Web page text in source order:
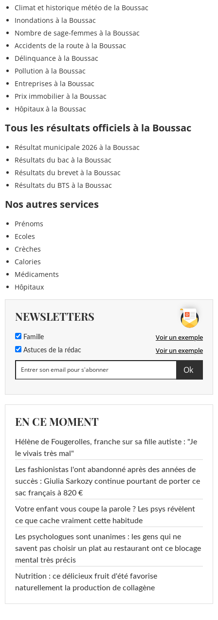
Climat et historique météo de la Boussac
Inondations à la Boussac
Nombre de sage-femmes à la Boussac
Accidents de la route à la Boussac
Délinquance à la Boussac
Pollution à la Boussac
Entreprises à la Boussac
Prix immobilier à la Boussac
Hôpitaux à la Boussac
Tous les résultats officiels à la Boussac
Résultat municipale 2026 à la Boussac
Résultats du bac à la Boussac
Résultats du brevet à la Boussac
Résultats du BTS à la Boussac
Nos autres services
Prénoms
Ecoles
Crèches
Calories
Médicaments
Hôpitaux
NEWSLETTERS
Famille Voir un exemple
Astuces de la rédac Voir un exemple
EN CE MOMENT
Hélène de Fougerolles, franche sur sa fille autiste : "Je
le vivais très mal"
Les fashionistas l'ont abandonné après des années de
succès : Giulia Sarkozy continue pourtant de porter ce
sac français à 820 €
Votre enfant vous coupe la parole ? Les psys révèlent
ce que cache vraiment cette habitude
Les psychologues sont unanimes : les gens qui ne
savent pas choisir un plat au restaurant ont ce blocage
mental très précis
Nutrition : ce délicieux fruit d'été favorise
naturellement la production de collagène